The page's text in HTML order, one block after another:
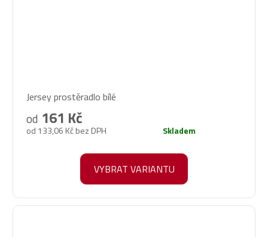
hodnocení
produktu
je
Jersey prostěradlo bílé
od 133,06 Kč bez DPH
od 161 Kč
Skladem
VYBRAT VARIANTU